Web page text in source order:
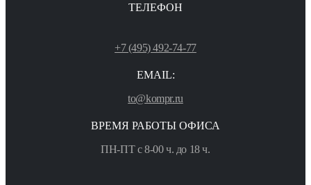
ТЕЛЕФОН
+7 (495) 492-74-77
EMAIL:
to@kompr.ru
ВРЕМЯ РАБОТЫ ОФИСА
ПН-ПТ с 8-00 ч. до 18 ч.